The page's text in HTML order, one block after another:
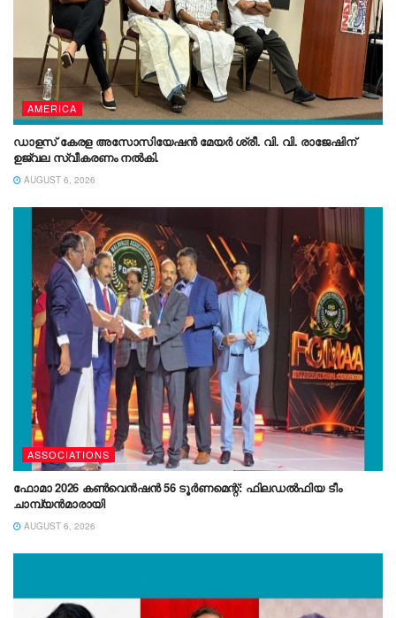
AMERICA
ഡാളസ് കേരള അസോസിയേഷൻ മേയർ ശ്രീ. വി. വി. രാജേഷിന്
ഉജ്വല സ്വീകരണം നൽകി.
AUGUST 6, 2026
ASSOCIATIONS
ഫോമാ 2026 കൺവെൻഷൻ 56 ടൂർണമെന്റ്: ഫിലഡൽഫിയ ടീം
ചാമ്പ്യൻമാരായി
AUGUST 6, 2026